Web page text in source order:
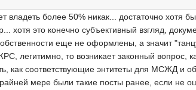
владеть более 50% никак... достаточно хотя
хотя это конечно субъективный взгляд,
еще не оформлены, а значит
легитимно, то возникает законный вопрос,
как соответствующие энтитеты для МСЖД и
мере были такие посты ранее, если не